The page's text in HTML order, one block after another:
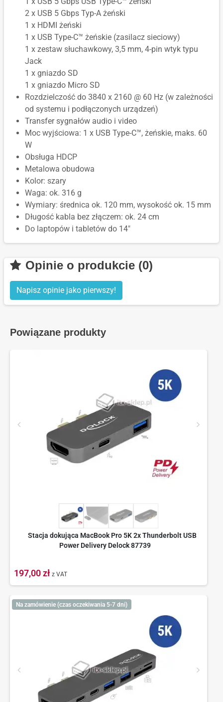
2 x USB 5 Gbps Typ-A żeński
1 x HDMI żeński
1 x USB Type-C™ żeńskie (zasilacz sieciowy)
1 x zestaw słuchawkowy, 3,5 mm, 4-pin wtyk typu
Jack
1 x gniazdo SD
1 x gniazdo Micro SD
Rozdzielczość do 3840 x 2160 @ 60 Hz (w zależności
od systemu i podłączonych urządzeń)
Transfer sygnałów audio i video
Moc wyjściowa: 1 x USB Type-C™, żeńskie, maks. 60
W
Obsługa HDCP
Metalowa obudowa
Kolor: szary
Waga: ok. 316 g
Wymiary: średnica ok. 120 mm, wysokość ok. 15 mm
Długość kabla bez złączem: ok. 24 cm
Do laptopów i tabletów do 14″
Opinie o produkcie (0)
Napisz opinie jako pierwszy!
Powiązane produkty
Stacja dokująca MacBook Pro 5K 2x Thunderbolt USB
Power Delivery Delock 87739
197,00 zł z VAT
Na zamówienie (czas oczekiwania 5-7 dni)